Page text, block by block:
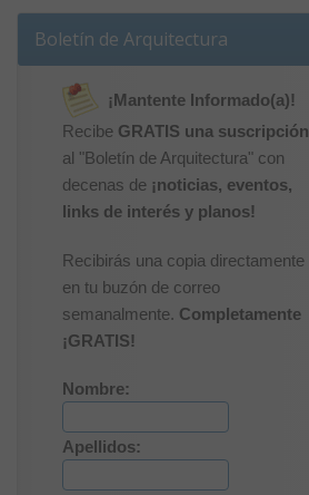
Boletín de Arquitectura
¡Mantente Informado(a)!
Recibe GRATIS una suscripción
al "Boletín de Arquitectura" con
decenas de ¡noticias, eventos,
links de interés y planos!
Recibirás una copia directamente
en tu buzón de correo
semanalmente. Completamente
¡GRATIS!
Nombre:
Apellidos: